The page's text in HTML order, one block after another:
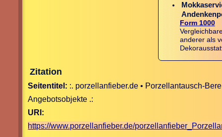
Form 1000
anderer als
Zitation
Seitentitel: :. porzellanfieber.de • Porzellantausch-
Angebotsobjekte .:
URI:
https://www.porzellanfieber.de/